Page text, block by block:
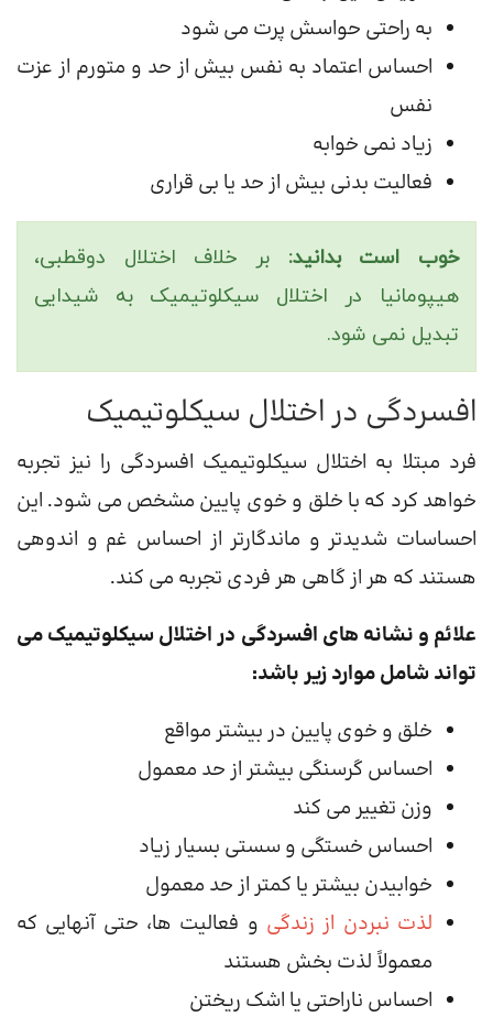
به راحتی حواسش پرت می شود
احساس اعتماد به نفس بیش از حد و متورم از عزت
نفس
زیاد نمی خوابه
فعالیت بدنی بیش از حد یا بی قراری
خوب است بدانید: بر خلاف اختلال دوقطبی،
هیپومانیا در اختلال سیکلوتیمیک به شیدایی
تبدیل نمی شود.
افسردگی در اختلال سیکلوتیمیک
فرد مبتلا به اختلال سیکلوتیمیک افسردگی را نیز تجربه
خواهد کرد که با خلق و خوی پایین مشخص می شود. این
احساسات شدیدتر و ماندگارتر از احساس غم و اندوهی
هستند که هر از گاهی هر فردی تجربه می کند.
علائم و نشانه های افسردگی در اختلال سیکلوتیمیک می
تواند شامل موارد زیر باشد:
خلق و خوی پایین در بیشتر مواقع
احساس گرسنگی بیشتر از حد معمول
وزن تغییر می کند
احساس خستگی و سستی بسیار زیاد
خوابیدن بیشتر یا کمتر از حد معمول
لذت نبردن از زندگی و فعالیت ها، حتی آنهایی که
معمولاً لذت بخش هستند
احساس ناراحتی یا اشک ریختن